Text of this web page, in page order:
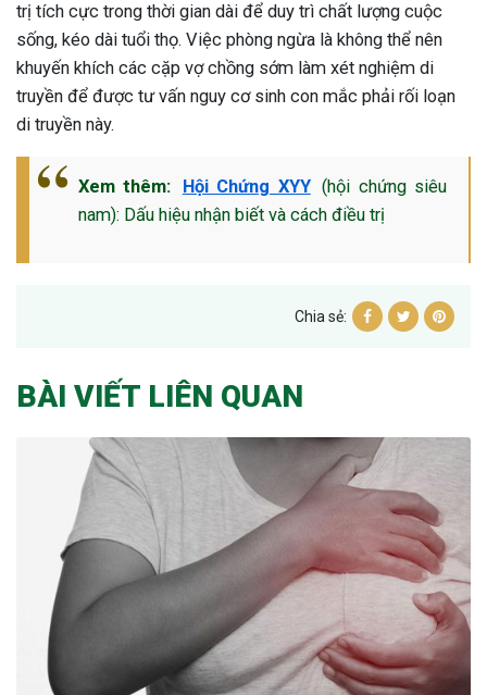
trị tích cực trong thời gian dài để duy trì chất lượng cuộc
sống, kéo dài tuổi thọ. Việc phòng ngừa là không thể nên
khuyến khích các cặp vợ chồng sớm làm xét nghiệm di
truyền để được tư vấn nguy cơ sinh con mắc phải rối loạn
di truyền này.
Xem thêm: Hội Chứng XYY (hội chứng siêu
nam): Dấu hiệu nhận biết và cách điều trị
Chia sẻ:
BÀI VIẾT LIÊN QUAN